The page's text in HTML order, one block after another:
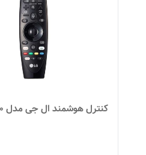
کنترل هوشمند ال جی مدل AN-MR20